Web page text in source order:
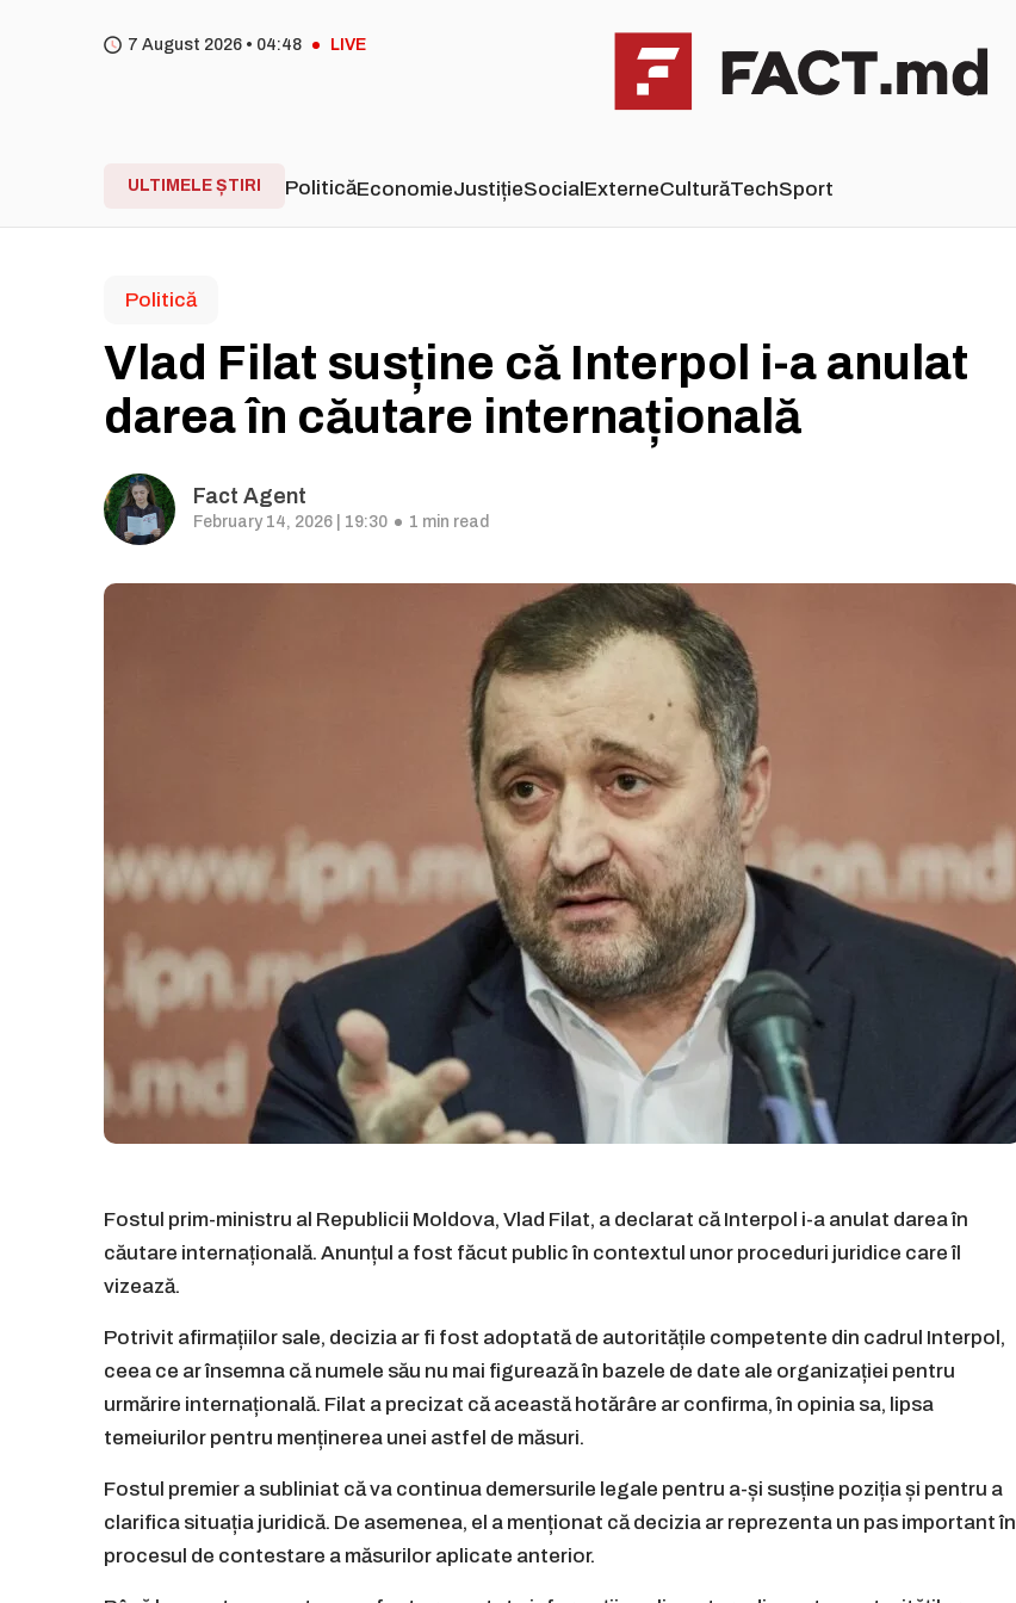
7 August 2026 • 04 48 LIVE
ULTIMELE ȘTIRI PoliticăEconomieJustițieSocialExterneCulturăTechSport
Politică
Vlad Filat susține că Interpol i-a anulat
darea în căutare internațională
Fact Agent
February 14, 2026 | 19:30 1 min read
Fostul prim-ministru al Republicii Moldova, Vlad Filat, a declarat că Interpol i-a anulat darea în
căutare internațională. Anunțul a fost făcut public în contextul unor proceduri juridice care îl
vizează.
Potrivit afirmațiilor sale, decizia ar fi fost adoptată de autoritățile competente din cadrul Interpol,
ceea ce ar însemna că numele său nu mai figurează în bazele de date ale organizației pentru
urmărire internațională. Filat a precizat că această hotărâre ar confirma, în opinia sa, lipsa
temeiurilor pentru menținerea unei astfel de măsuri.
Fostul premier a subliniat că va continua demersurile legale pentru a-și susține poziția și pentru a
clarifica situația juridică. De asemenea, el a menționat că decizia ar reprezenta un pas important în
procesul de contestare a măsurilor aplicate anterior.